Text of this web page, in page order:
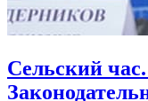
Сельский